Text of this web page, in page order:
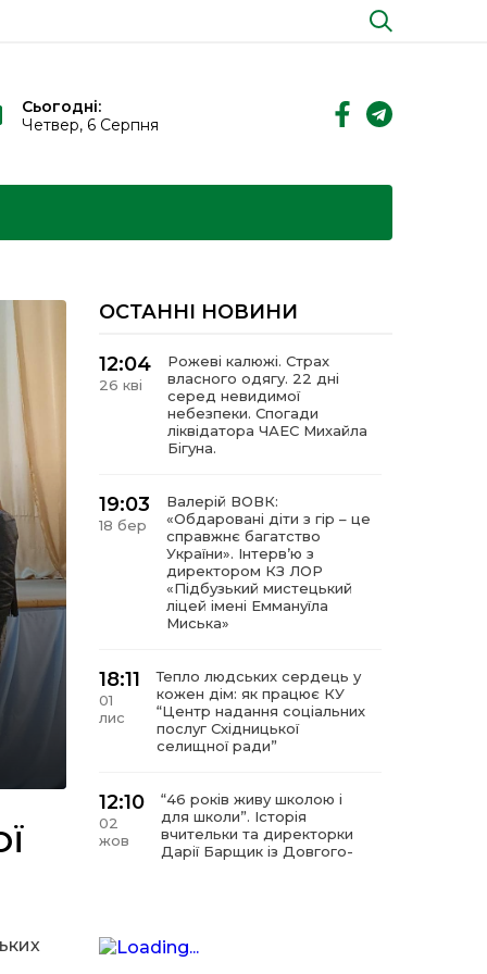
Сьогодні:
Четвер, 6 Серпня
ОСТАННІ НОВИНИ
12:04
26 кві
Рожеві калюжі. Страх
власного одягу. 22 дні
серед невидимої
небезпеки. Спогади
ліквідатора ЧАЕС Михайла
Бігуна.
19:03
18 бер
Валерій ВОВК:
«Обдаровані діти з гір – це
справжнє багатство
України». Інтервʼю з
директором КЗ ЛОР
«Підбузький мистецький
ліцей імені Еммануїла
Миська»
18:11
01
лис
Тепло людських сердець у
кожен дім: як працює КУ
“Центр надання соціальних
послуг Східницької
селищної ради”
12:10
02
жов
“46 років живу школою і
для школи”. Історія
вчительки та директорки
Дарії Барщик із Довгого-
11 вер
любові до дітей”. Інтерв’ю
з директором КЗ